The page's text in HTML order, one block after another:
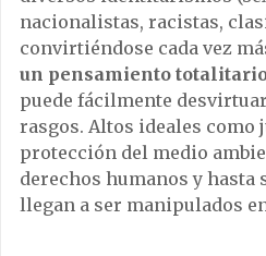
nacionalistas, racistas,
convirtiéndose cada vez
un pensamiento
puede fácilmente
rasgos. Altos ideales como
protección del medio
derechos humanos y hasta
llegan a ser manipulados